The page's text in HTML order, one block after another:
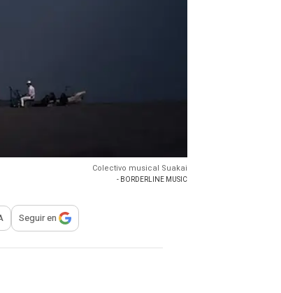
Colectivo musical Suakai
- BORDERLINE MUSIC
para compartir
Seguir en